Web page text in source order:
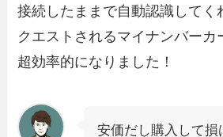
接続したままで自動認識してく
クエストされるマイナンバーカ
超効率的になりました！
安価だし購入して損